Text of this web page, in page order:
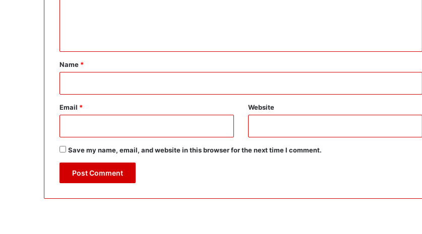
*
Name *
Email * Website
Save my name, email, and website in this browser for the next time I comment.